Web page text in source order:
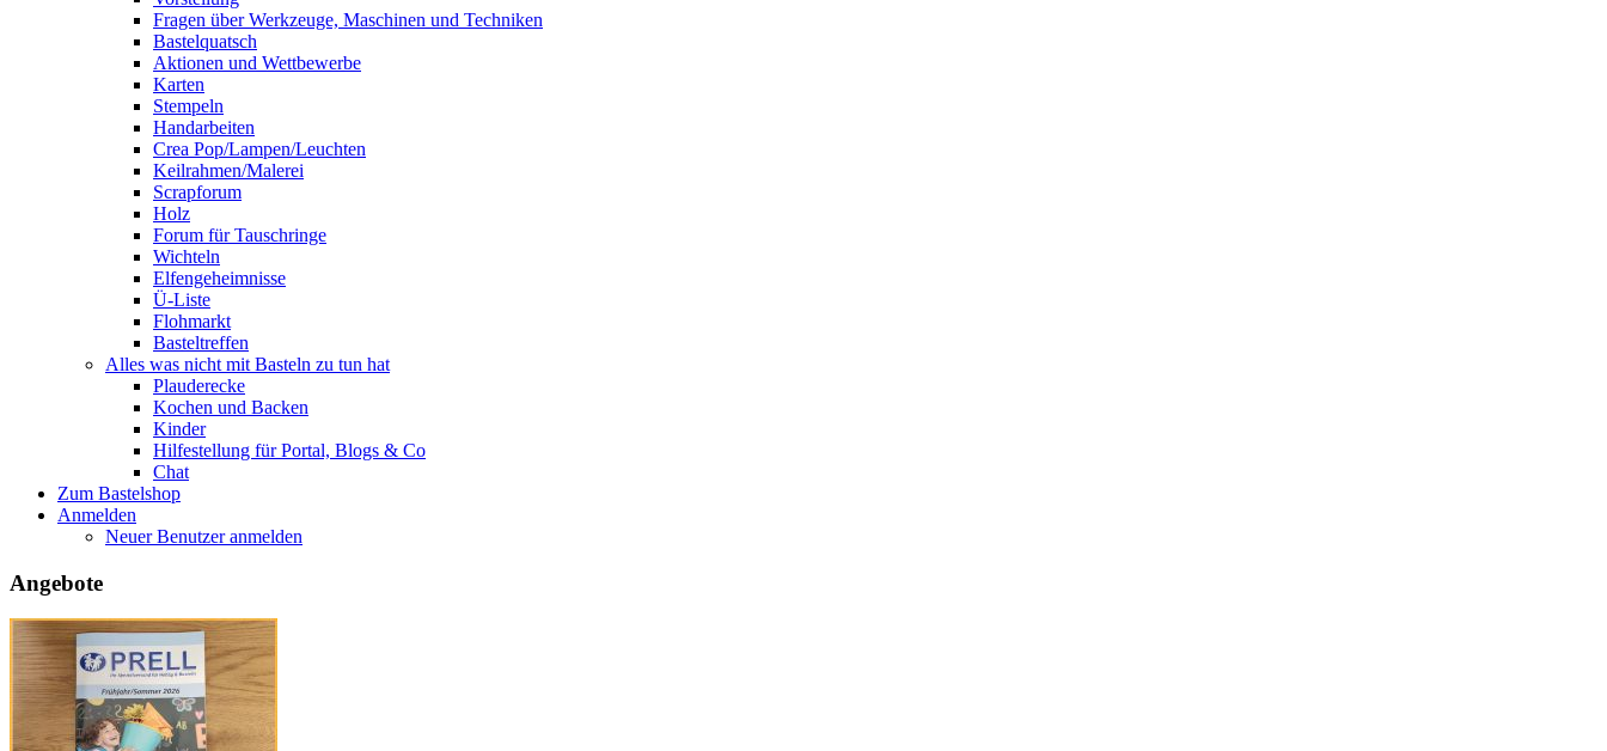
Fragen über Werkzeuge, Maschinen und Techniken
Bastelquatsch
Aktionen und Wettbewerbe
Karten
Stempeln
Handarbeiten
Crea Pop/Lampen/Leuchten
Keilrahmen/Malerei
Scrapforum
Holz
Forum für Tauschringe
Wichteln
Elfengeheimnisse
Ü-Liste
Flohmarkt
Basteltreffen
Alles was nicht mit Basteln zu tun hat
Plauderecke
Kochen und Backen
Kinder
Hilfestellung für Portal, Blogs & Co
Chat
Zum Bastelshop
Anmelden
Neuer Benutzer anmelden
Angebote